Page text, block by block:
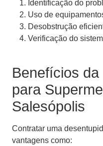
Identificação do
Uso de
Desobstrução
Verificação do
Benefícios
para
Salesópolis
Contratar uma
vantagens como: